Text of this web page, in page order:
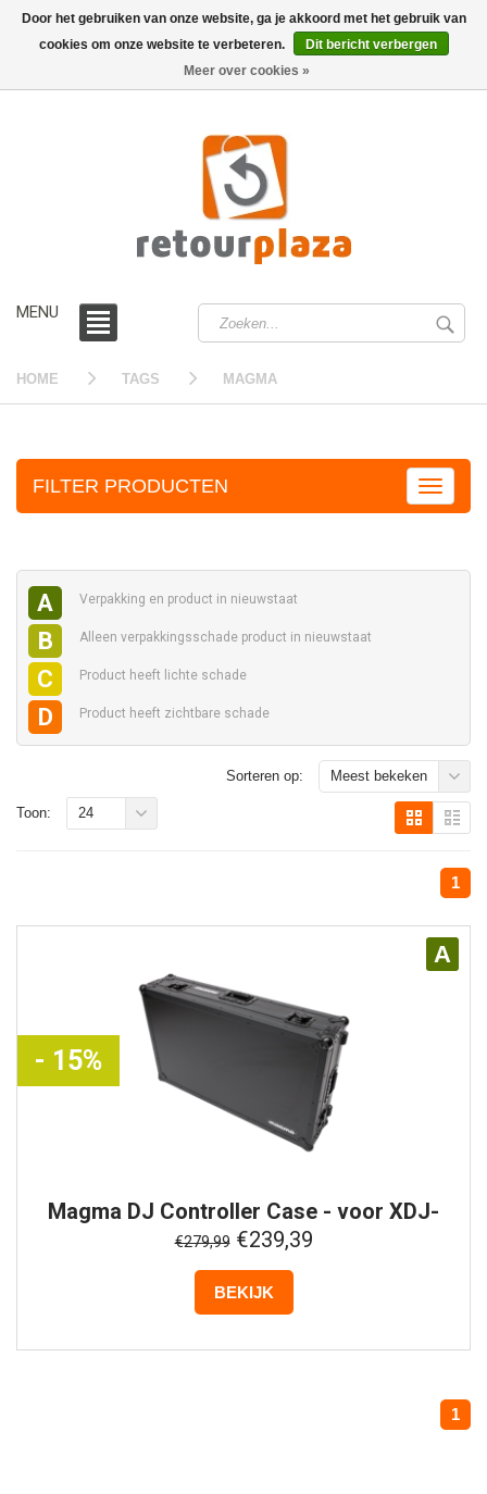
MENU
HOME TAGS MAGMA
FILTER PRODUCTEN
A Verpakking en product in nieuwstaat
B Alleen verpakkingsschade product in nieuwstaat
C Product heeft lichte schade
D Product heeft zichtbare schade
Sorteren op: Meest bekeken
1
Toon: 24
A
- 15%
Magma DJ Controller Case - voor XDJ-
AZ/XDJ-XZ - Zwart
€279,99€239,39
BEKIJK
1
Door het gebruiken van onze website, ga je akkoord met het gebruik van
cookies om onze website te verbeteren.
Dit bericht verbergen
Meer over cookies »